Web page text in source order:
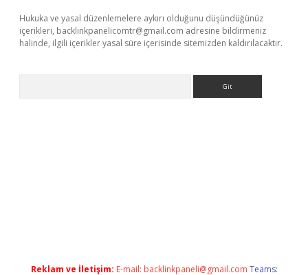
Hukuka ve yasal düzenlemelere aykırı olduğunu düşündüğünüz
içerikleri, backlinkpanelicomtr@gmail.com adresine bildirmeniz
halinde, ilgili içerikler yasal süre içerisinde sitemizden kaldırılacaktır.
Reklam ve İletişim: E-mail: backlinkpaneli@gmail.com Teams: